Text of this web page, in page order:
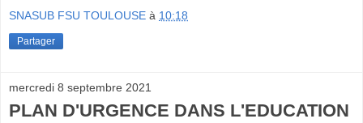
SNASUB FSU TOULOUSE à 10:18
Partager
mercredi 8 septembre 2021
PLAN D'URGENCE DANS L'EDUCATION